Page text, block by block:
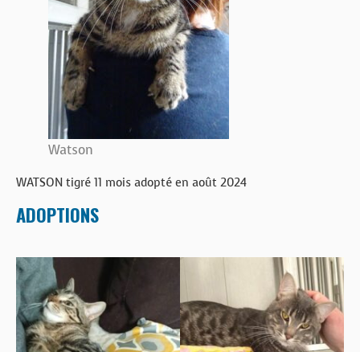
Watson
WATSON tigré 11 mois adopté en août 2024
ADOPTIONS